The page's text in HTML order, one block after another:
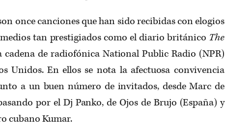
once canciones que han sido recibidas con elogios
tan prestigiados como el diario británico The
de radiofónica National Public Radio (NPR)
Unidos. En ellos se nota la afectuosa convivencia
a un buen número de invitados, desde Marc de
por el Dj Panko, de Ojos de Brujo (España) y
cubano Kumar.